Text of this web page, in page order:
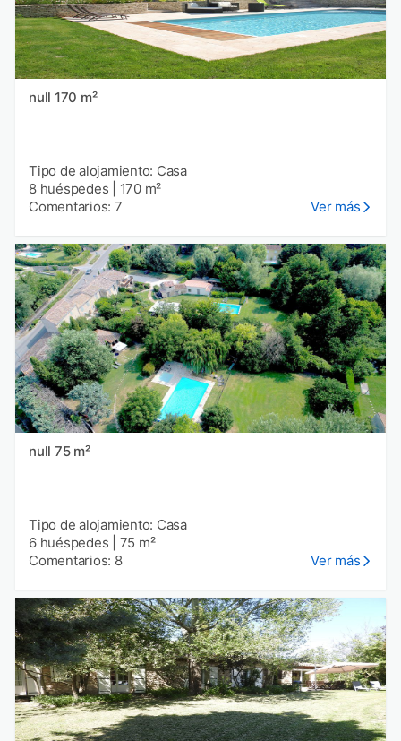
null 170 m²
Tipo de alojamiento: Casa
8 huéspedes
170 m²
Comentarios: 7
Ver más
null 75 m²
Tipo de alojamiento: Casa
6 huéspedes
75 m²
Comentarios: 8
Ver más